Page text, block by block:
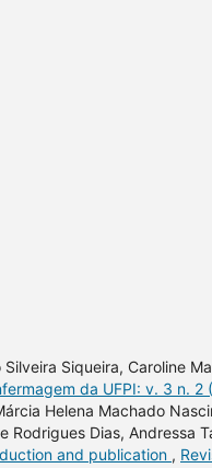
Siqueira, Caroline
da UFPI: v. 3 n. 2
Helena Machado
Rodrigues Dias, Andressa
and publication ,